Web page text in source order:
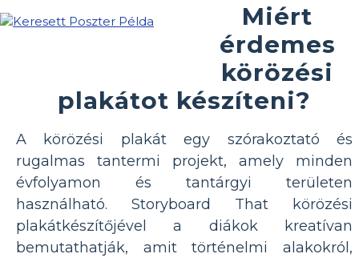
Miért
érdemes
körözési
plakátot készíteni?
A körözési plakát egy szórakoztató és
rugalmas tantermi projekt, amely minden
évfolyamon és tantárgyi területen
használható. Storyboard That körözési
plakátkészítőjével a diákok kreatívan
bemutathatják, amit történelmi alakokról,